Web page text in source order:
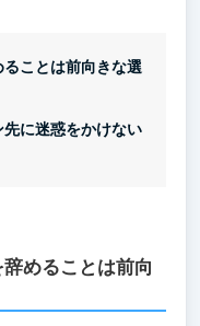
ことは前向きな選
に迷惑をかけない
めることは前向